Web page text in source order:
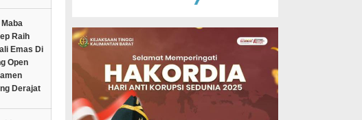
Raih
Emas Di
Open
Derajat